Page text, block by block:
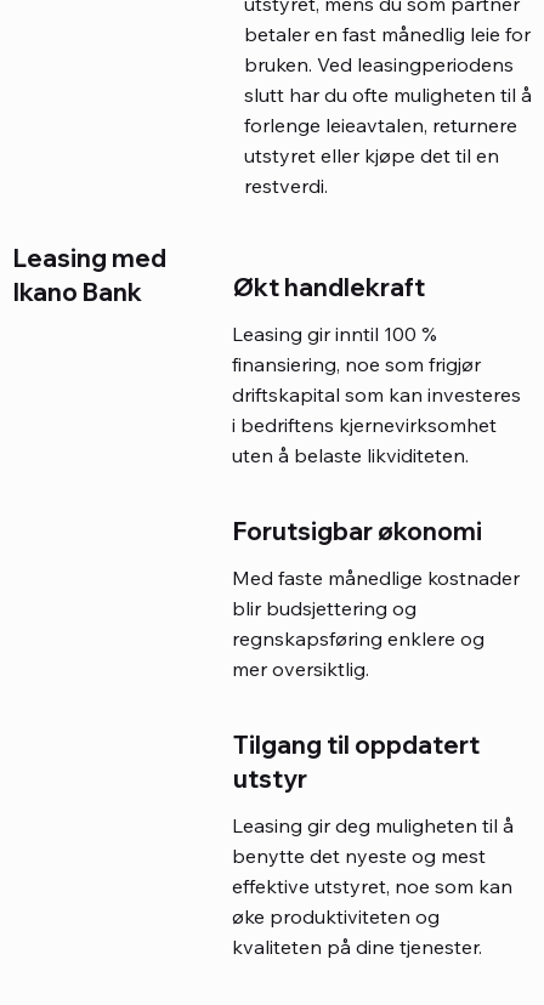
betaler en fast månedlig leie for
bruken. Ved leasingperiodens
slutt har du ofte muligheten til å
forlenge leieavtalen, returnere
utstyret eller kjøpe det til en
restverdi.
Leasing med
Ikano Bank
Økt handlekraft
Leasing gir inntil 100 %
finansiering, noe som frigjør
driftskapital som kan investeres
i bedriftens kjernevirksomhet
uten å belaste likviditeten.
Forutsigbar økonomi
Med faste månedlige kostnader
blir budsjettering og
regnskapsføring enklere og
mer oversiktlig.
Tilgang til oppdatert
utstyr
Leasing gir deg muligheten til å
benytte det nyeste og mest
effektive utstyret, noe som kan
øke produktiviteten og
kvaliteten på dine tjenester.